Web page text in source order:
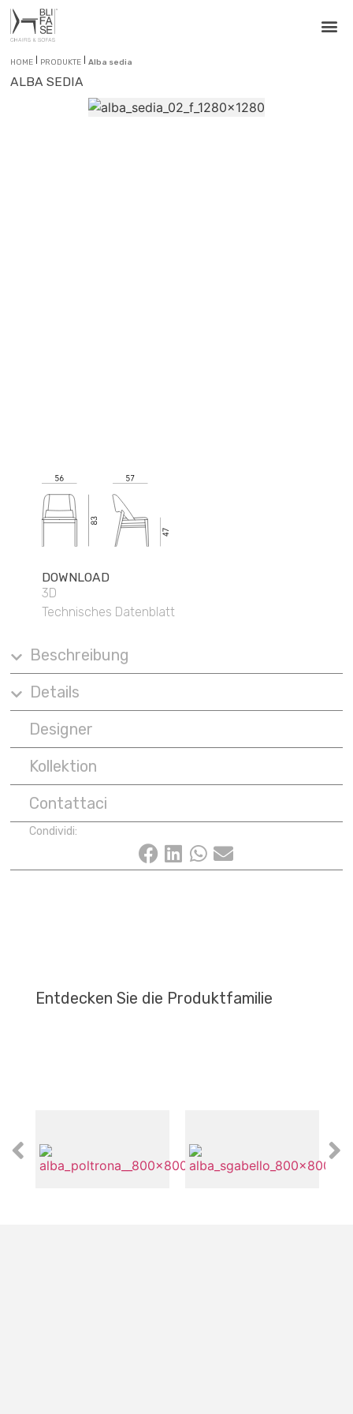
Beschreibung
Details
Designer
Kollektion
Contattaci
Condividi:
HOME PRODUKTE Alba sedia
ALBA SEDIA
DOWNLOAD
3D
Technisches Datenblatt
Entdecken Sie die Produktfamilie